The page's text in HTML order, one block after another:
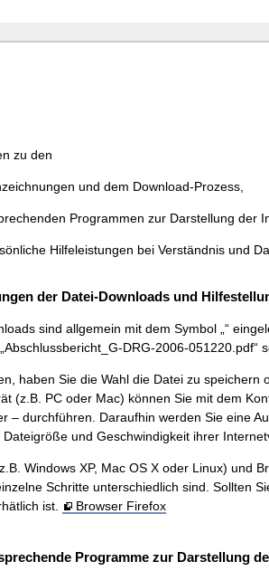
zu den
und dem Download-Prozess,
Programmen zur Darstellung der
Hilfeleistungen bei Verständnis und
der Datei-Downloads und
sind allgemein mit dem Symbol „“
DRG-2006-
haben Sie die Wahl die Datei zu speichern
(z.B. PC oder Mac) können Sie mit dem
– durchführen. Daraufhin werden Sie
und Geschwindigkeit ihrer
Windows XP, Mac OS X oder Linux)
Schritte unterschiedlich sind. Sollten
ist.
Browser Firefox
Programme zur Darstellung